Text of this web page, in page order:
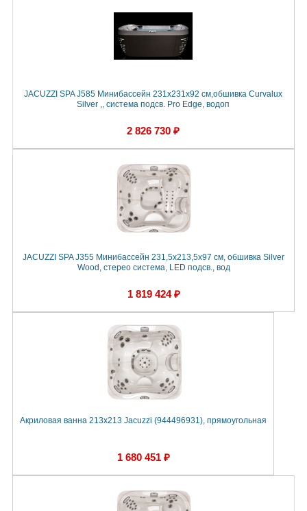
JACUZZI SPA J585 Минибассейн 231х231х92 см,обшивка Curvalux
Silver ,, система подсв. Pro Edge, водоп
2 826 730 ₽
JACUZZI SPA J355 Минибассейн 231,5x213,5x97 см, обшивка Silver
Wood, стерео система, LED подсв., вод
1 819 424 ₽
Акриловая ванна 213x213 Jacuzzi (944496931), прямоугольная
1 680 451 ₽